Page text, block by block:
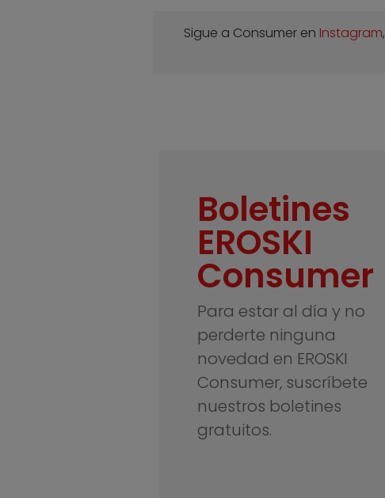
Sigue a Consumer en Instagram,
Boletines
EROSKI
Consumer
Para estar al día y no
perderte ninguna
novedad en EROSKI
Consumer, suscríbete
nuestros boletines
gratuitos.